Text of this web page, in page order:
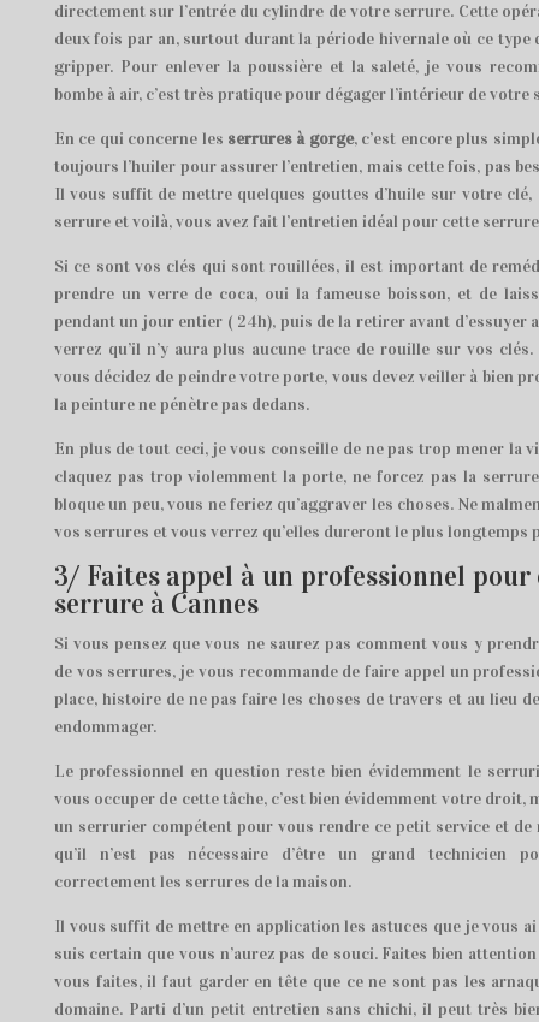
directement sur l’entrée du cylindre de votre serrure. Cette
deux fois par an, surtout durant la période hivernale où ce type
gripper. Pour enlever la poussière et la saleté, je vous
bombe à air, c’est très pratique pour dégager l’intérieur de votre
En ce qui concerne les serrures à gorge, c’est encore plus
toujours l’huiler pour assurer l’entretien, mais cette fois, pas
Il vous suffit de mettre quelques gouttes d’huile sur votre clé,
serrure et voilà, vous avez fait l’entretien idéal pour cette
Si ce sont vos clés qui sont rouillées, il est important de
prendre un verre de coca, oui la fameuse boisson, et de
pendant un jour entier ( 24h), puis de la retirer avant d’essuyer
verrez qu’il n’y aura plus aucune trace de rouille sur vos
vous décidez de peindre votre porte, vous devez veiller à bien
la peinture ne pénètre pas dedans.
En plus de tout ceci, je vous conseille de ne pas trop mener la
claquez pas trop violemment la porte, ne forcez pas la
bloque un peu, vous ne feriez qu’aggraver les choses. Ne
vos serrures et vous verrez qu’elles dureront le plus longtemps
3/ Faites appel à un professionnel
serrure à Cannes
Si vous pensez que vous ne saurez pas comment vous y
de vos serrures, je vous recommande de faire appel un
place, histoire de ne pas faire les choses de travers et au lieu
endommager.
Le professionnel en question reste bien évidemment le
vous occuper de cette tâche, c’est bien évidemment votre droit,
un serrurier compétent pour vous rendre ce petit service et de
qu’il n’est pas nécessaire d’être un grand technicien
correctement les serrures de la maison.
Il vous suffit de mettre en application les astuces que je vous
suis certain que vous n’aurez pas de souci. Faites bien
vous faites, il faut garder en tête que ce ne sont pas les
domaine. Parti d’un petit entretien sans chichi, il peut très